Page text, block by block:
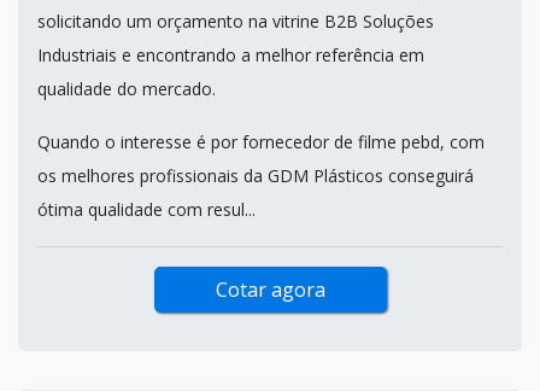
solicitando um orçamento na vitrine B2B Soluções
Industriais e encontrando a melhor referência em
qualidade do mercado.
Quando o interesse é por fornecedor de filme pebd, com
os melhores profissionais da GDM Plásticos conseguirá
ótima qualidade com resul...
Cotar agora